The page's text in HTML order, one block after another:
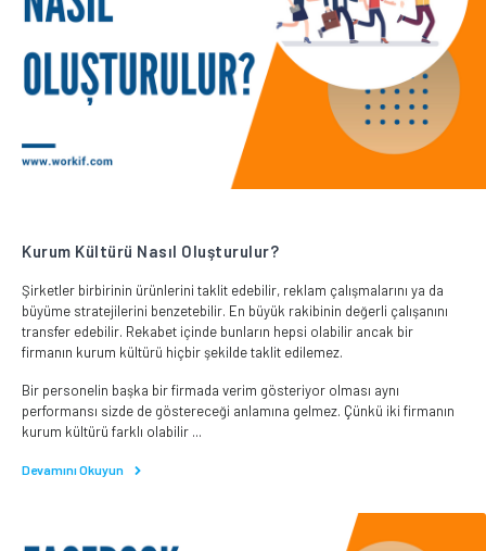
Kurum Kültürü Nasıl Oluşturulur?
Şirketler birbirinin ürünlerini taklit edebilir, reklam çalışmalarını ya da
büyüme stratejilerini benzetebilir. En büyük rakibinin değerli çalışanını
transfer edebilir. Rekabet içinde bunların hepsi olabilir ancak bir
firmanın kurum kültürü hiçbir şekilde taklit edilemez.
Bir personelin başka bir firmada verim gösteriyor olması aynı
performansı sizde de göstereceği anlamına gelmez. Çünkü iki firmanın
kurum kültürü farklı olabilir ...
Devamını Okuyun